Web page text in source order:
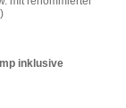
inklusive